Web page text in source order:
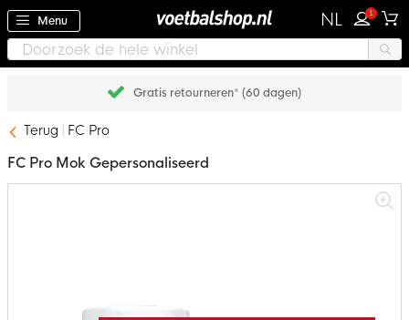
Menu NL 1
Gratis retourneren* (60 dagen)
Terug FC Pro
FC Pro Mok Gepersonaliseerd